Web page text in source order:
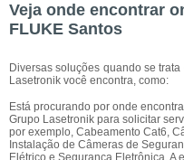
Veja onde encontrar
FLUKE Santos
Diversas soluções quando se
Lasetronik você encontra, como:
Está procurando por onde
Grupo Lasetronik para solicitar
por exemplo, Cabeamento Cat6,
Instalação de Câmeras de
Elétrico e Segurança Eletrônica. A